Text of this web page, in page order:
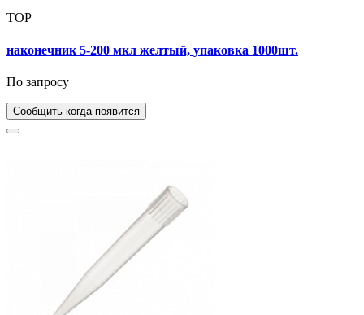
TOP
наконечник 5-200 мкл желтый, упаковка 1000шт.
По запросу
Сообщить когда появится